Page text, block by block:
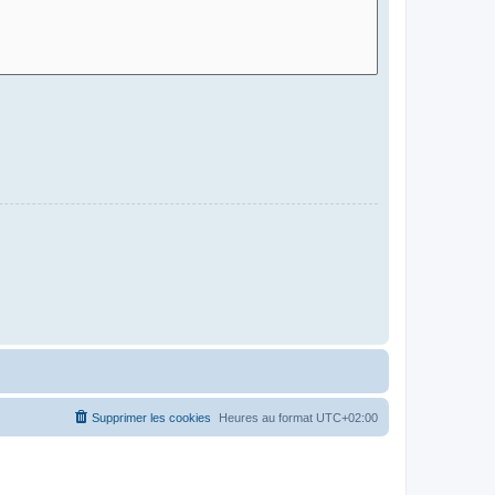
Heures au format UTC+02:00
Supprimer les cookies